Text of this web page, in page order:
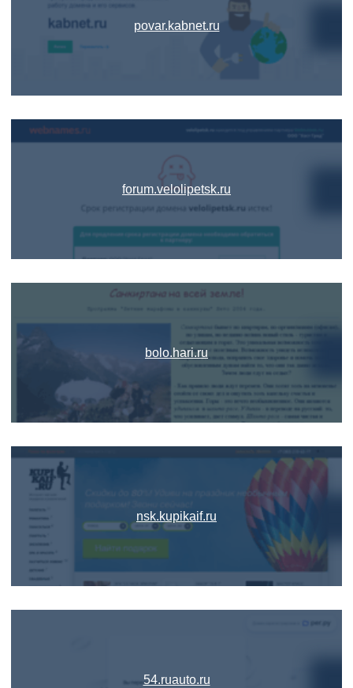
povar.kabnet.ru
forum.velolipetsk.ru
bolo.hari.ru
nsk.kupikaif.ru
54.ruauto.ru